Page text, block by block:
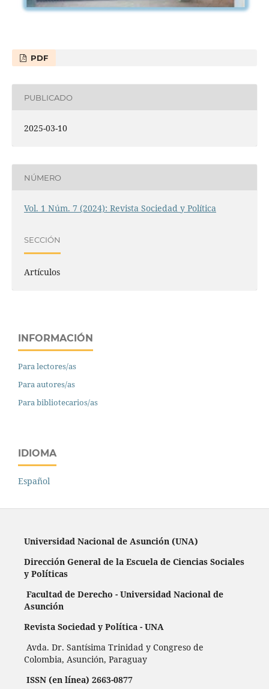
PDF
PUBLICADO
2025-03-10
NÚMERO
Vol. 1 Núm. 7 (2024): Revista Sociedad y Política
SECCIÓN
Artículos
INFORMACIÓN
Para lectores/as
Para autores/as
Para bibliotecarios/as
IDIOMA
Español
Universidad Nacional de Asunción (UNA)
Dirección General de la Escuela de Ciencias Sociales
y Políticas
Facultad de Derecho - Universidad Nacional de
Asunción
Revista Sociedad y Política - UNA
Avda. Dr. Santísima Trinidad y Congreso de
Colombia, Asunción, Paraguay
ISSN (en línea) 2663-0877